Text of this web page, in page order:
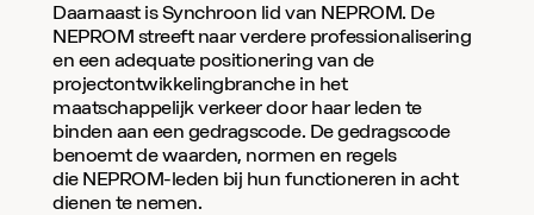
Daarnaast is Synchroon lid van NEPROM. De
NEPROM streeft naar verdere professionalisering
en een adequate positionering van de
projectontwikkelingbranche in het
maatschappelijk verkeer door haar leden te
binden aan een gedragscode. De gedragscode
benoemt de waarden, normen en regels
die NEPROM-leden bij hun functioneren in acht
dienen te nemen.